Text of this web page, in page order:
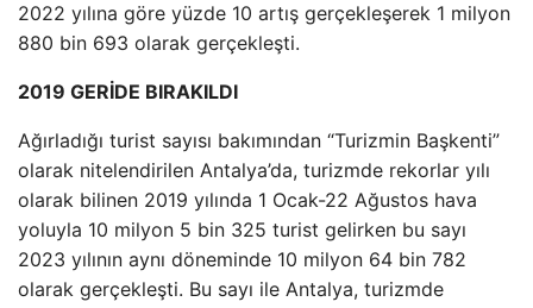
2022 yılına göre yüzde 10 artış gerçekleşerek 1 milyon
880 bin 693 olarak gerçekleşti.
2019 GERİDE BIRAKILDI
Ağırladığı turist sayısı bakımından “Turizmin Başkenti”
olarak nitelendirilen Antalya’da, turizmde rekorlar yılı
olarak bilinen 2019 yılında 1 Ocak-22 Ağustos hava
yoluyla 10 milyon 5 bin 325 turist gelirken bu sayı
2023 yılının aynı döneminde 10 milyon 64 bin 782
olarak gerçekleşti. Bu sayı ile Antalya, turizmde